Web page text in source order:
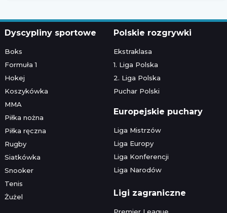
Dyscypliny sportowe
Boks
Formuła 1
Hokej
Koszykówka
MMA
Piłka nożna
Piłka ręczna
Rugby
Siatkówka
Snooker
Tenis
Żużel
Polskie rozgrywki
Ekstraklasa
1. Liga Polska
2. Liga Polska
Puchar Polski
Europejskie puchary
Liga Mistrzów
Liga Europy
Liga Konferencji
Liga Narodów
Ligi zagraniczne